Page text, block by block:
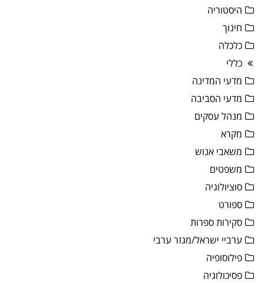
היסטוריה
חינוך
כלכלה
כללי
מדעי המדינה
מדעי הסביבה
מנהל עסקים
מקרא
משאבי אנוש
משפטים
סוציולוגיה
ספורט
סקירות ספרות
ערביי ישראל/מגזר ערבי
פילוסופיה
פסיכולוגיה